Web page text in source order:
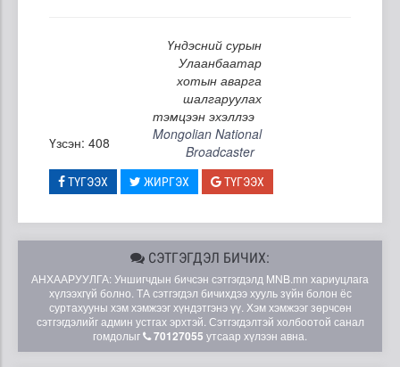
Үндэсний сурын
Улаанбаатар
хотын аварга
шалгаруулах
тэмцээн эхэллээ
Үзсэн: 408
Mongolian National
Broadcaster
ТҮГЭЭХ ЖИРГЭХ ТҮГЭЭХ
СЭТГЭГДЭЛ БИЧИХ:
АНХААРУУЛГА: Уншигчдын бичсэн сэтгэгдэлд MNB.mn хариуцлага
хүлээхгүй болно. ТА сэтгэгдэл бичихдээ хууль зүйн болон ёс
суртахууны хэм хэмжээг хүндэтгэнэ үү. Хэм хэмжээг зөрчсөн
сэтгэгдэлийг админ устгах эрхтэй. Сэтгэгдэлтэй холбоотой санал
гомдолыг
70127055 утсаар хүлээн авна.